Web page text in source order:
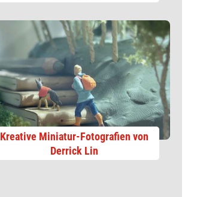
Kreative Miniatur-Fotografien von
Derrick Lin